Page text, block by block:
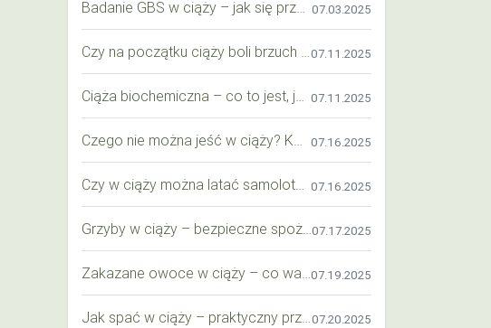
07.03.2025
07.11.2025
07.11.2025
07.16.2025
07.16.2025
07.17.2025
07.19.2025
07.20.2025